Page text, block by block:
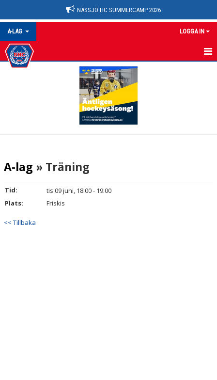
NÄSSJÖ HC SUMMERCAMP 2026
A-LAG LOGGA IN
A-LAG
BILDGALLERI
A-lag » Träning
Tid:
tis 09 juni, 18:00 - 19:00
Plats:
Friskis
<< Tillbaka